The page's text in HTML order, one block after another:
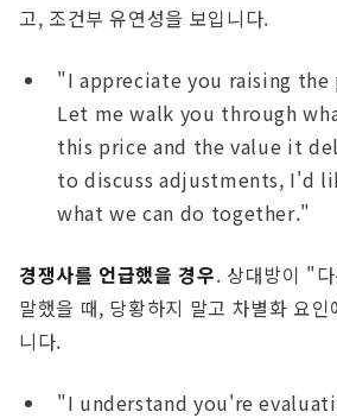
고, 조건부 유연성을 보입니다.
"I appreciate you raising the
Let me walk you through
this price and the value it
to discuss adjustments, I'd
what we can do together."
경쟁사를 언급했을 경우. 상대방이 "
말했을 때, 당황하지 말고 차별화 요
니다.
"I understand you're